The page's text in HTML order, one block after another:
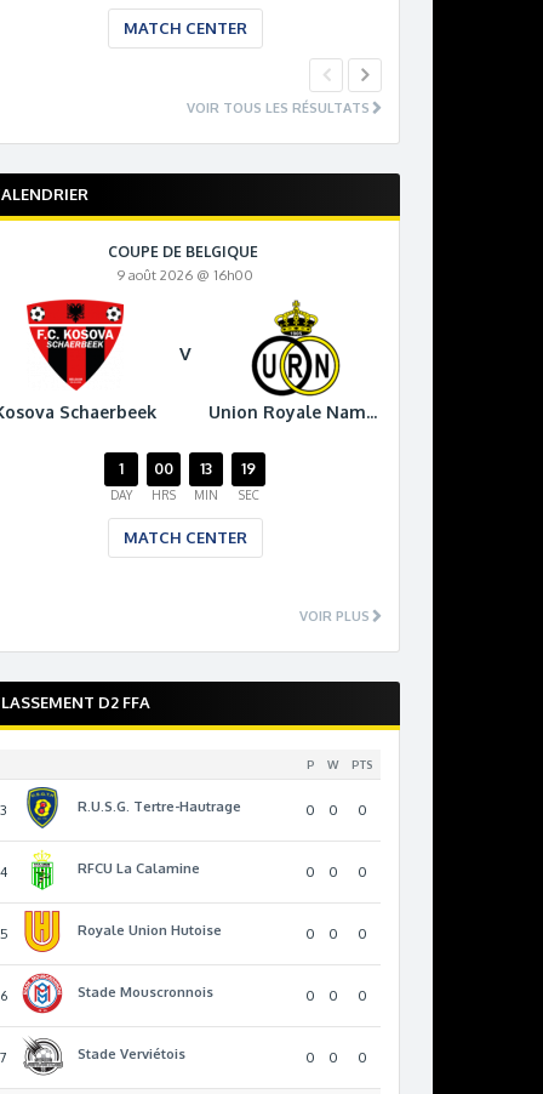
MATCH CENTER
VOIR TOUS LES RÉSULTATS
COUPE DE BELGIQUE
9 août 2026 @ 16h00
Schaerbeek
V
Union Royale Namur
1
DAY
00
HRS
13
MIN
18
SEC
MATCH CENTER
VOIR PLUS
D2 FFA
P W PTS
R.U.S.G. Tertre-Hautrage 0 0 0
RFCU La Calamine 0 0 0
Royale Union Hutoise 0 0 0
Stade Mouscronnois 0 0 0
Stade Verviétois 0 0 0